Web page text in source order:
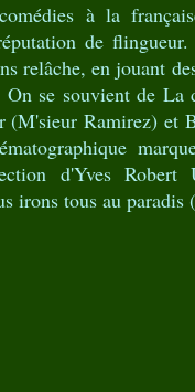
à la
de
relâche, en jouant
se souvient de La
(M'sieur Ramirez) et
d'Yves Robert
irons tous au paradis